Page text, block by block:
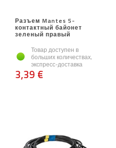
Разъем Mantes 5-
контактный байонет
зеленый правый
Товар доступен в
больших количествах,
экспресс-доставка
3,39 €